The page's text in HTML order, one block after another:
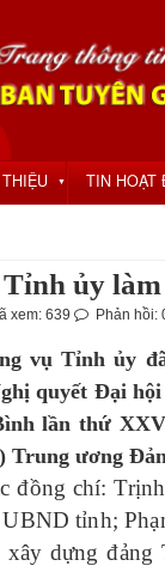
▼ TIN HOẠT
ủy
xem: 639 Phản hồi:
vụ Tỉnh ủy
quyết Đại
lần thứ
Trung ương
chí:
tỉnh;
xây dựng